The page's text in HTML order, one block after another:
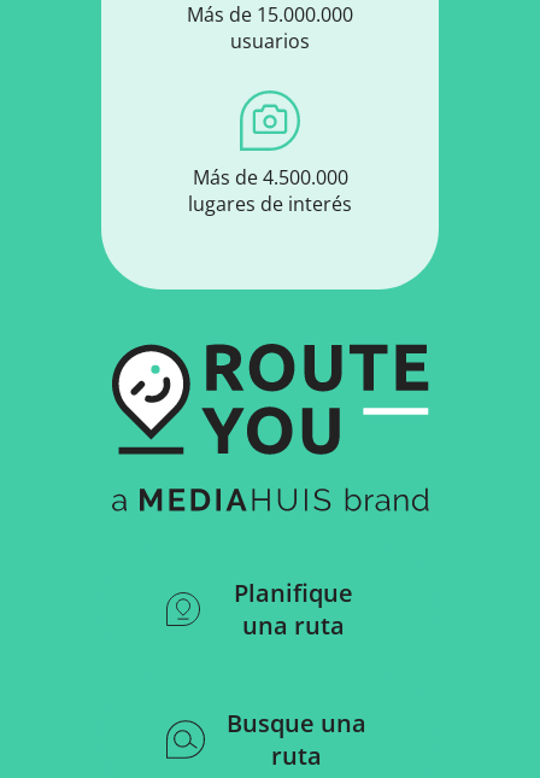
Más de 15.000.000
usuarios
Más de 4.500.000
lugares de interés
Planifique
una ruta
Busque una
ruta